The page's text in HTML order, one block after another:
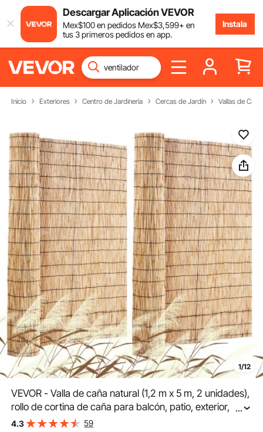
Descargar Aplicación VEVOR
Mex$100en pedidos Mex$3,599+ en
tus 3 primeros pedidos en app.
Instala
Inicio Exteriores Centro de Jardinería Cercas de Jardín Vallas de Caña
1/12
VEVOR - Valla de caña natural (1,2 m x 5 m, 2 unidades),
rollo de cortina de caña para balcón, patio, exterior,
decorativa, divisor de jardín, panel de privacidad
...
4.3 59